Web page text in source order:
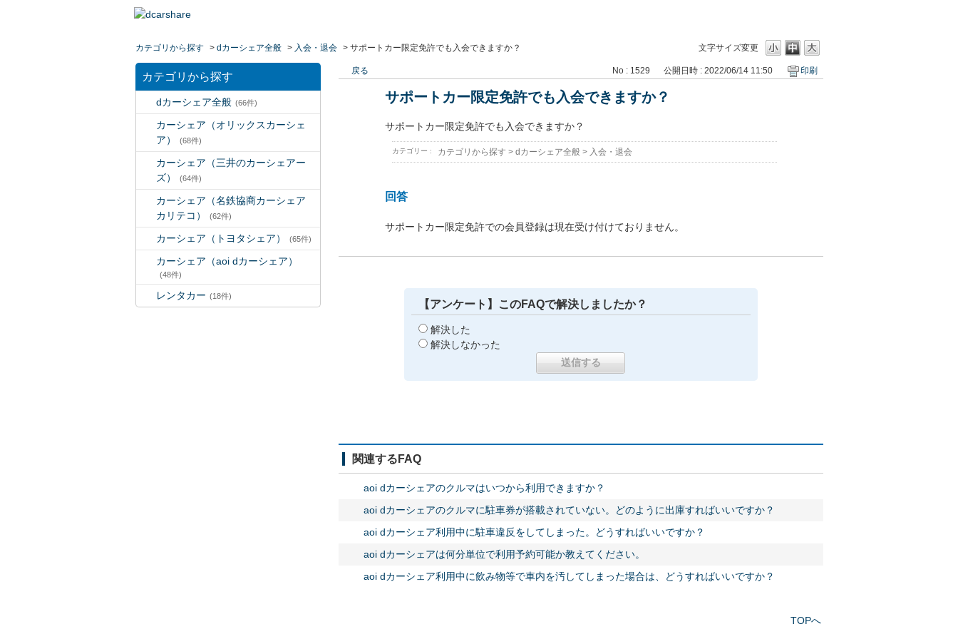
文字サイズ変更
カテゴリから探す > dカーシェア全般 > 入会・退会 > サポートカー限定免許でも入会できますか？
カテゴリから探す
dカーシェア全般 (66件)
カーシェア（オリックスカーシェ
ア）
(68件)
カーシェア（三井のカーシェアー
ズ）
(64件)
カーシェア（名鉄協商カーシェア
カリテコ）
(62件)
カーシェア（トヨタシェア） (65件)
カーシェア（aoi dカーシェア）
(48件)
レンタカー (18件)
戻る No : 1529 公開日時 : 2022/06/14 11:50 印刷
サポートカー限定免許でも入会できますか？
サポートカー限定免許でも入会できますか？
カテゴリー : カテゴリから探す > dカーシェア全般> 入会・退会
回答
サポートカー限定免許での会員登録は現在受け付けておりません。
【アンケート】このFAQで解決しましたか？
解決した
解決しなかった
関連するFAQ
aoi dカーシェアのクルマはいつから利用できますか？
aoi dカーシェアのクルマに駐車券が搭載されていない。どのように出庫すればいいですか？
aoi dカーシェア利用中に駐車違反をしてしまった。どうすればいいですか？
aoi dカーシェアは何分単位で利用予約可能か教えてください。
aoi dカーシェア利用中に飲み物等で車内を汚してしまった場合は、どうすればいいですか？
TOPへ